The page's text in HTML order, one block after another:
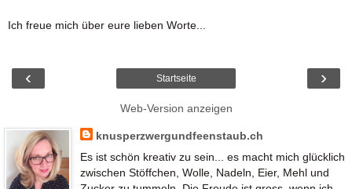
Ich freue mich über eure lieben Worte...
‹ ›
Startseite
Web-Version anzeigen
knusperzwergundfeenstaub.ch
Es ist schön kreativ zu sein... es macht mich glücklich
zwischen Stöffchen, Wolle, Nadeln, Eier, Mehl und